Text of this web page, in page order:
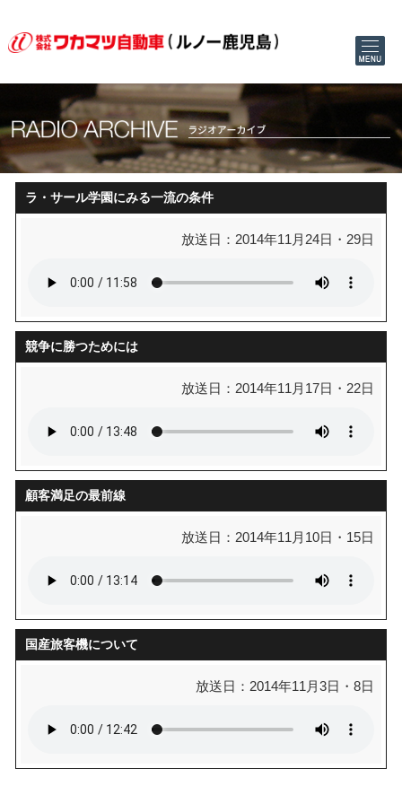
ラ・サール学園にみる一流の条件
放送日：2014年11月24日・29日
競争に勝つためには
放送日：2014年11月17日・22日
顧客満足の最前線
放送日：2014年11月10日・15日
国産旅客機について
放送日：2014年11月3日・8日